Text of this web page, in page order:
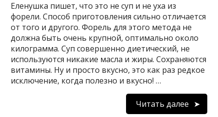
Еленушка пишет, что это не суп и не уха из
форели. Способ приготовления сильно отличается
от того и другого. Форель для этого метода не
должна быть очень крупной, оптимально около
килограмма. Суп совершенно диетический, не
используются никакие масла и жиры. Сохраняются
витамины. Ну и просто вкусно, это как раз редкое
исключение, когда полезно и вкусно! …
Читать далее